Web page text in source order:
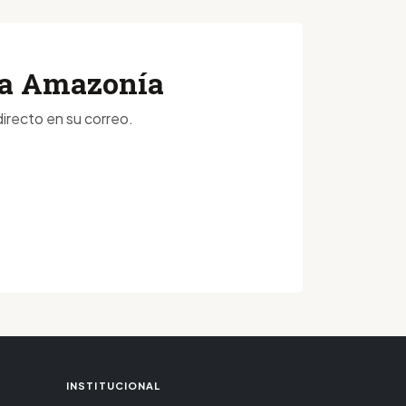
Amazonía
en su correo.
INSTITUCIONAL